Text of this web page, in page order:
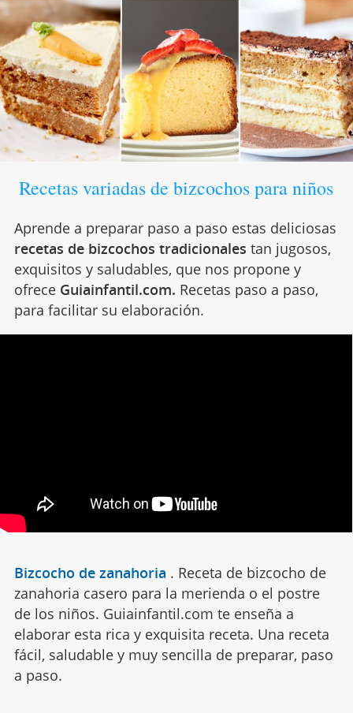
Recetas variadas de bizcochos para niños
Aprende a preparar paso a paso estas deliciosas
recetas de bizcochos tradicionales tan jugosos,
exquisitos y saludables, que nos propone y
ofrece Guiainfantil.com. Recetas paso a paso,
para facilitar su elaboración.
Bizcocho de zanahoria . Receta de bizcocho de
zanahoria casero para la merienda o el postre
de los niños. Guiainfantil.com te enseña a
elaborar esta rica y exquisita receta. Una receta
fácil, saludable y muy sencilla de preparar, paso
a paso.